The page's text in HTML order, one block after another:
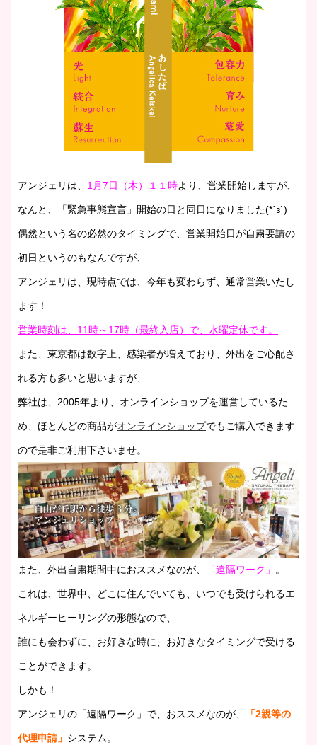
アンジェリは、 1月7日（木）１１時より、営業開始しますが、
なんと、「緊急事態宣言」開始の日と同日になりました(*´з`)
偶然という名の必然のタイミングで、営業開始日が自粛要請の
初日というのもなんですが、
アンジェリは、現時点では、今年も変わらず、通常営業いたし
ます！
営業時刻は、11時～17時（最終入店）で、水曜定休です。
また、東京都は数字上、感染者が増えており、外出をご心配さ
れる方も多いと思いますが、
弊社は、2005年より、オンラインショップを運営しているた
め、ほとんどの商品がオンラインショップでもご購入できます
ので是非ご利用下さいませ。
また、外出自粛期間中におススメなのが、 「遠隔ワーク」 。
これは、世界中、どこに住んでいても、いつでも受けられるエ
ネルギーヒーリングの形態なので、
誰にも会わずに、お好きな時に、お好きなタイミングで受ける
ことができます。
しかも！
アンジェリの「遠隔ワーク」で、おススメなのが、 「2親等の
代理申請」 システム。